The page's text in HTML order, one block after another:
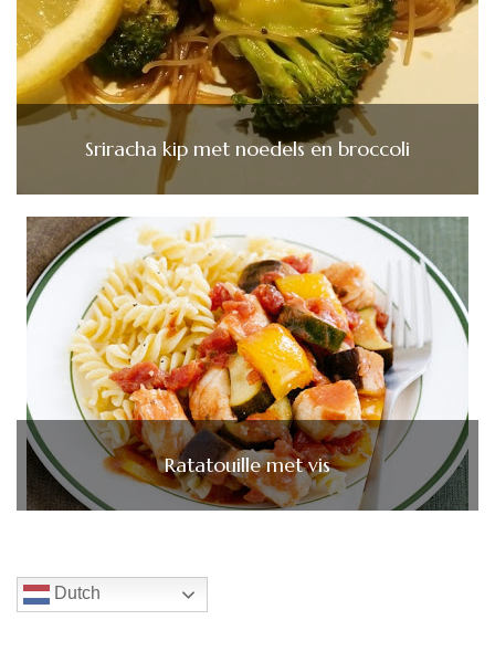
Sriracha kip met noedels en broccoli
Ratatouille met vis
Dutch